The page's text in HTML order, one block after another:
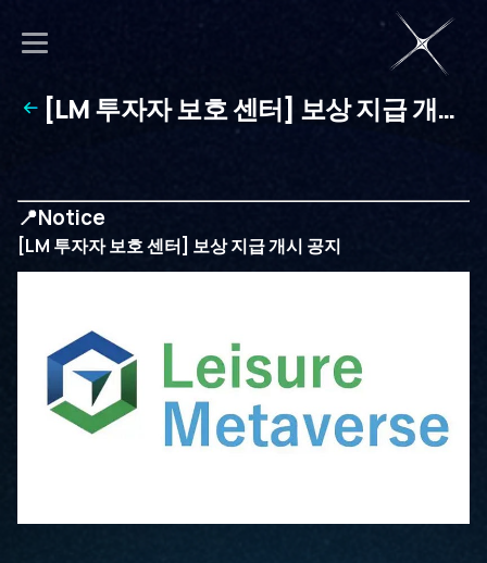
[LM 투자자 보호 센터] 보상 지급 개시
📍Notice
[LM 투자자 보호 센터] 보상 지급 개시 공지